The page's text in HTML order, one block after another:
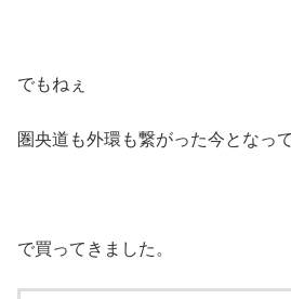
でもねぇ
圏央道も外環も繋がった今となっ
で買ってきました。